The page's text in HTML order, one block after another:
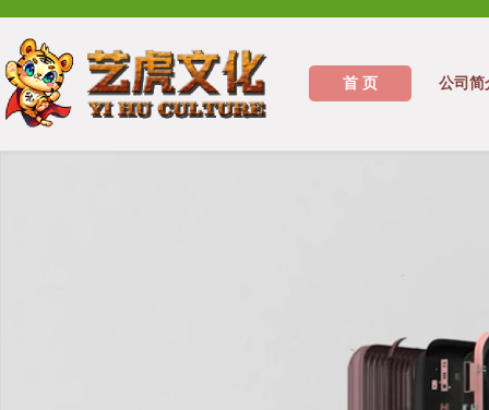
首 页 公司简